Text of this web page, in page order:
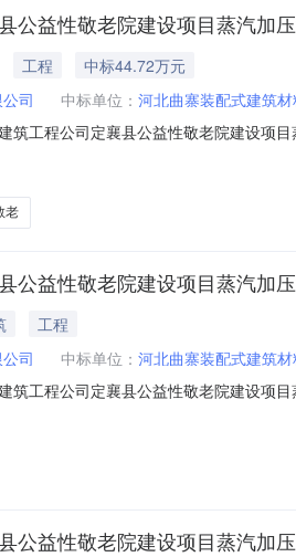
公益性敬老院建设项目蒸汽加
工程
中标44.72万元
司 中标单位： 河北曲寨装配式建筑
筑工程公司定襄县公益性敬老院建设项
敬老院建设项目蒸汽加压混凝土板（
老
公益性敬老院建设项目蒸汽加
工程
司 中标单位： 河北曲寨装配式建筑
筑工程公司定襄县公益性敬老院建设项
五建集团有限公司委托，于2025年6月
公益性敬老院建设项目蒸汽加